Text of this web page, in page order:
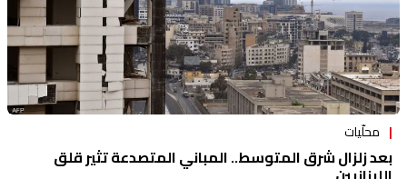
محلّيات
بعد زلزال شرق المتوسط.. المباني المتصدعة تثير قلق